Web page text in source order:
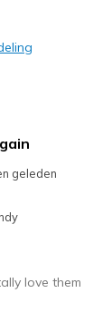
Into Shoes
geleden
love them